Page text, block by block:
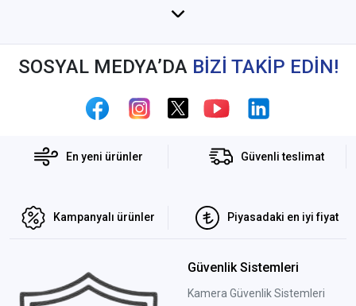
SOSYAL MEDYA’DA BİZİ TAKİP EDİN!
En yeni ürünler Güvenli teslimat
Kampanyalı ürünler Piyasadaki en iyi fiyat
Güvenlik Sistemleri
Kamera Güvenlik Sistemleri